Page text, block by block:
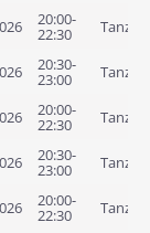
20:00-
22:30
20:30-
23:00
20:00-
22:30
20:30-
23:00
20:00-
22:30